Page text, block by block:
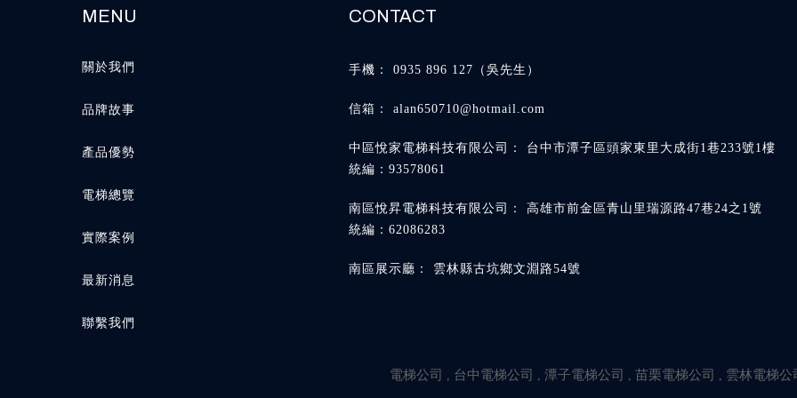
0935 896 127
雲林縣古坑鄉文淵路54號
alan650710@hotmail.com
台中市潭子區頭家東里大成街1巷233號1樓
高雄市前金區青山里瑞源路47巷24之1號
關於我們
品牌故事
產品優勢
電梯總覽
實際案例
最新消息
聯繫我們
電梯公司 台中電梯公司 潭子電梯公司 苗栗電梯公司 雲林電梯公